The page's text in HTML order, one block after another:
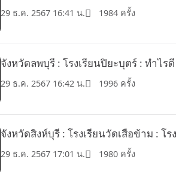
29 ธ.ค. 2567 16:41 น. 1984 ครั้ง
จังหวัดลพบุรี : โรงเรียนปิยะบุตร์ : ทำไรดี
29 ธ.ค. 2567 16:42 น. 1996 ครั้ง
จังหวัดสิงห์บุรี : โรงเรียนวัดเสือข้าม : โ
29 ธ.ค. 2567 17:01 น. 1980 ครั้ง